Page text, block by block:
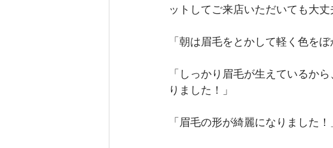
ットしてご来店いただいても大丈
「朝は眉毛をとかして軽く色を
「しっかり眉毛が生えているか
りました！」
「眉毛の形が綺麗になりました！